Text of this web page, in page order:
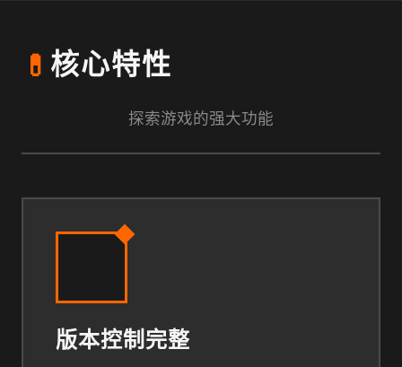
💊 核心特性
探索游戏的强大功能
版本控制完整